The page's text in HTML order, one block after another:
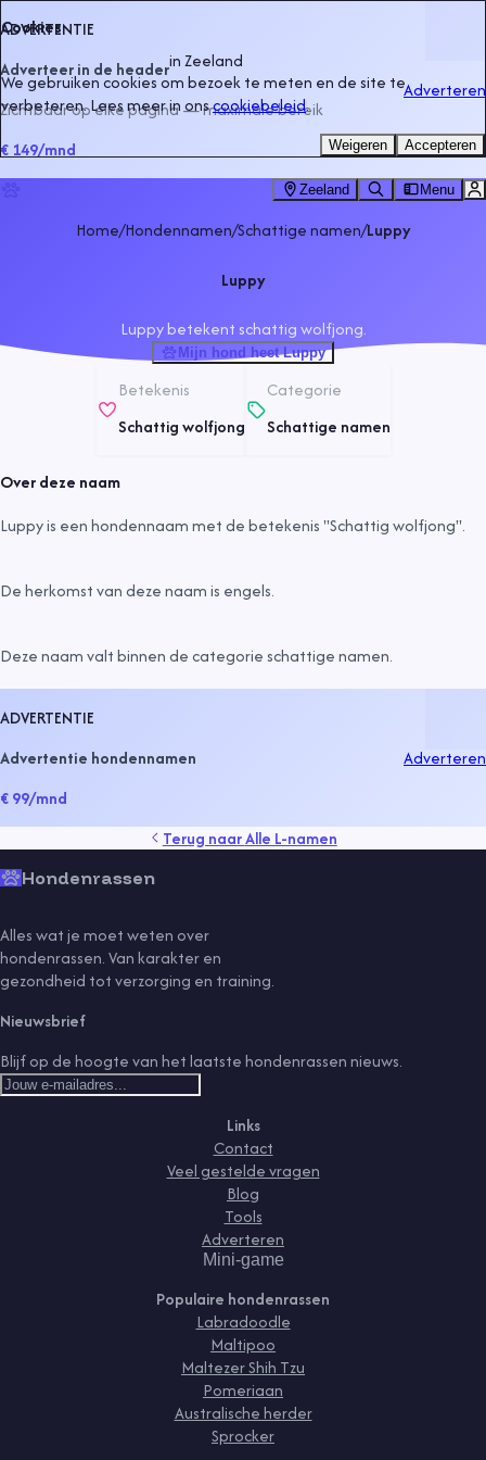
ADVERTENTIE
Adverteer in de headerinZeeland
Zichtbaar op elke pagina — maximale bereik
€ 149/mnd
Adverteren
Zeeland Menu
Home/Hondennamen/Schattige namen/Luppy
Luppy
Luppy betekent schattig wolfjong.
Mijn hond heet Luppy
Betekenis
Schattig wolfjong
Categorie
Schattige namen
Over deze naam
Luppy is een hondennaam met de betekenis "Schattig wolfjong".
De herkomst van deze naam is engels.
Deze naam valt binnen de categorieschattige namen.
ADVERTENTIE
Advertentie hondennamen
€ 99/mnd
Adverteren
Terug naarAlle L-namen
Hondenrassen
Alles wat je moet weten over
hondenrassen. Van karakter en
gezondheid tot verzorging en training.
Nieuwsbrief
Blijf op de hoogte van het laatste hondenrassen nieuws.
Links
Contact
Veel gestelde vragen
Blog
Tools
Adverteren
Mini-game
Populaire hondenrassen
Labradoodle
Maltipoo
Maltezer Shih Tzu
Pomeriaan
Australische herder
Sprocker
Cookies
We gebruiken cookies om bezoek te meten en de site te
verbeteren. Lees meer in onscookiebeleid.
Weigeren Accepteren